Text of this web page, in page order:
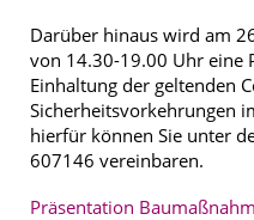
Darüber hinaus wird am
von 14.30-19.00 Uhr eine
Einhaltung der geltenden
Sicherheitsvorkehrungen
hierfür können Sie unter
607146 vereinbaren.
Präsentation